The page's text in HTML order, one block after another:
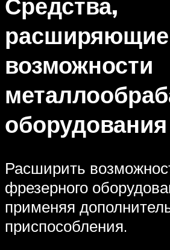
Средства,
расширяющие
возможности
оборудования
Расширить
фрезерного
применяя
приспособления.